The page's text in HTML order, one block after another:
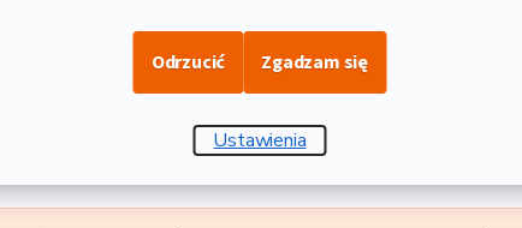
Ustawienia
Odrzucić Zgadzam się
na zimno stal okrągła o jakości S355. Nadaje się
poddawanych obciążeniom statycznym i
Dostarczane w długościach produkcyjnych 3 m, wadze
1,58 kg.